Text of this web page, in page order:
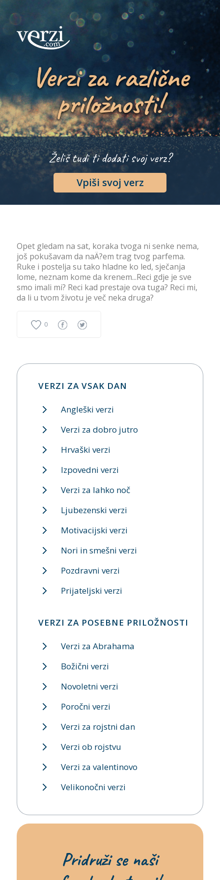
Verzi za različne
priložnosti!
Želiš tudi ti dodati svoj verz?
Vpiši svoj verz
Opet gledam na sat, koraka tvoga ni senke nema,
još pokušavam da naÄ?em trag tvog parfema.
Ruke i postelja su tako hladne ko led, sječanja
lome, neznam kome da krenem...Reci gdje je sve
smo imali mi? Reci kad prestaje ova tuga? Reci mi,
da li u tvom životu je več neka druga?
0
VERZI ZA VSAK DAN
Angleški verzi
Verzi za dobro jutro
Hrvaški verzi
Izpovedni verzi
Verzi za lahko noč
Ljubezenski verzi
Motivacijski verzi
Nori in smešni verzi
Pozdravni verzi
Prijateljski verzi
VERZI ZA POSEBNE PRILOŽNOSTI
Verzi za Abrahama
Božični verzi
Novoletni verzi
Poročni verzi
Verzi za rojstni dan
Verzi ob rojstvu
Verzi za valentinovo
Velikonočni verzi
Pridruži se naši